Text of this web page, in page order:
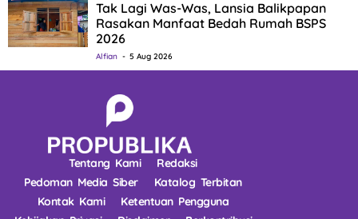
Tak Lagi Was-Was, Lansia Balikpapan
Rasakan Manfaat Bedah Rumah BSPS
2026
Alfian 5 Aug 2026
Tentang Kami
Redaksi
Pedoman Media Siber
Katalog Terbitan
Kontak Kami
Ketentuan Pengguna